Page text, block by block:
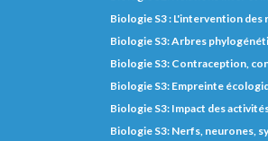
Biologie S3 : L'intervention
Biologie S3: Arbres
Biologie S3: Contraception,
Biologie S3: Empreinte
Biologie S3: Impact des
Biologie S3: Nerfs, neurones,